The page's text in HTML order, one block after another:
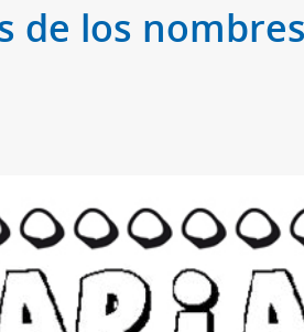
de los